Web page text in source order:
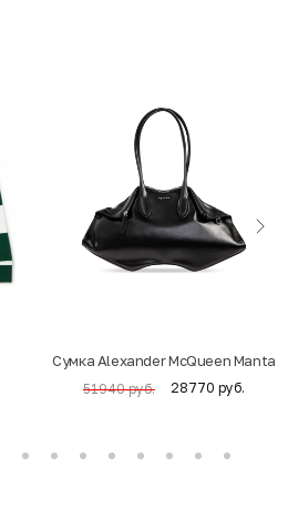
Cумка Alexander McQueen Manta
51940 руб. 28770 руб.